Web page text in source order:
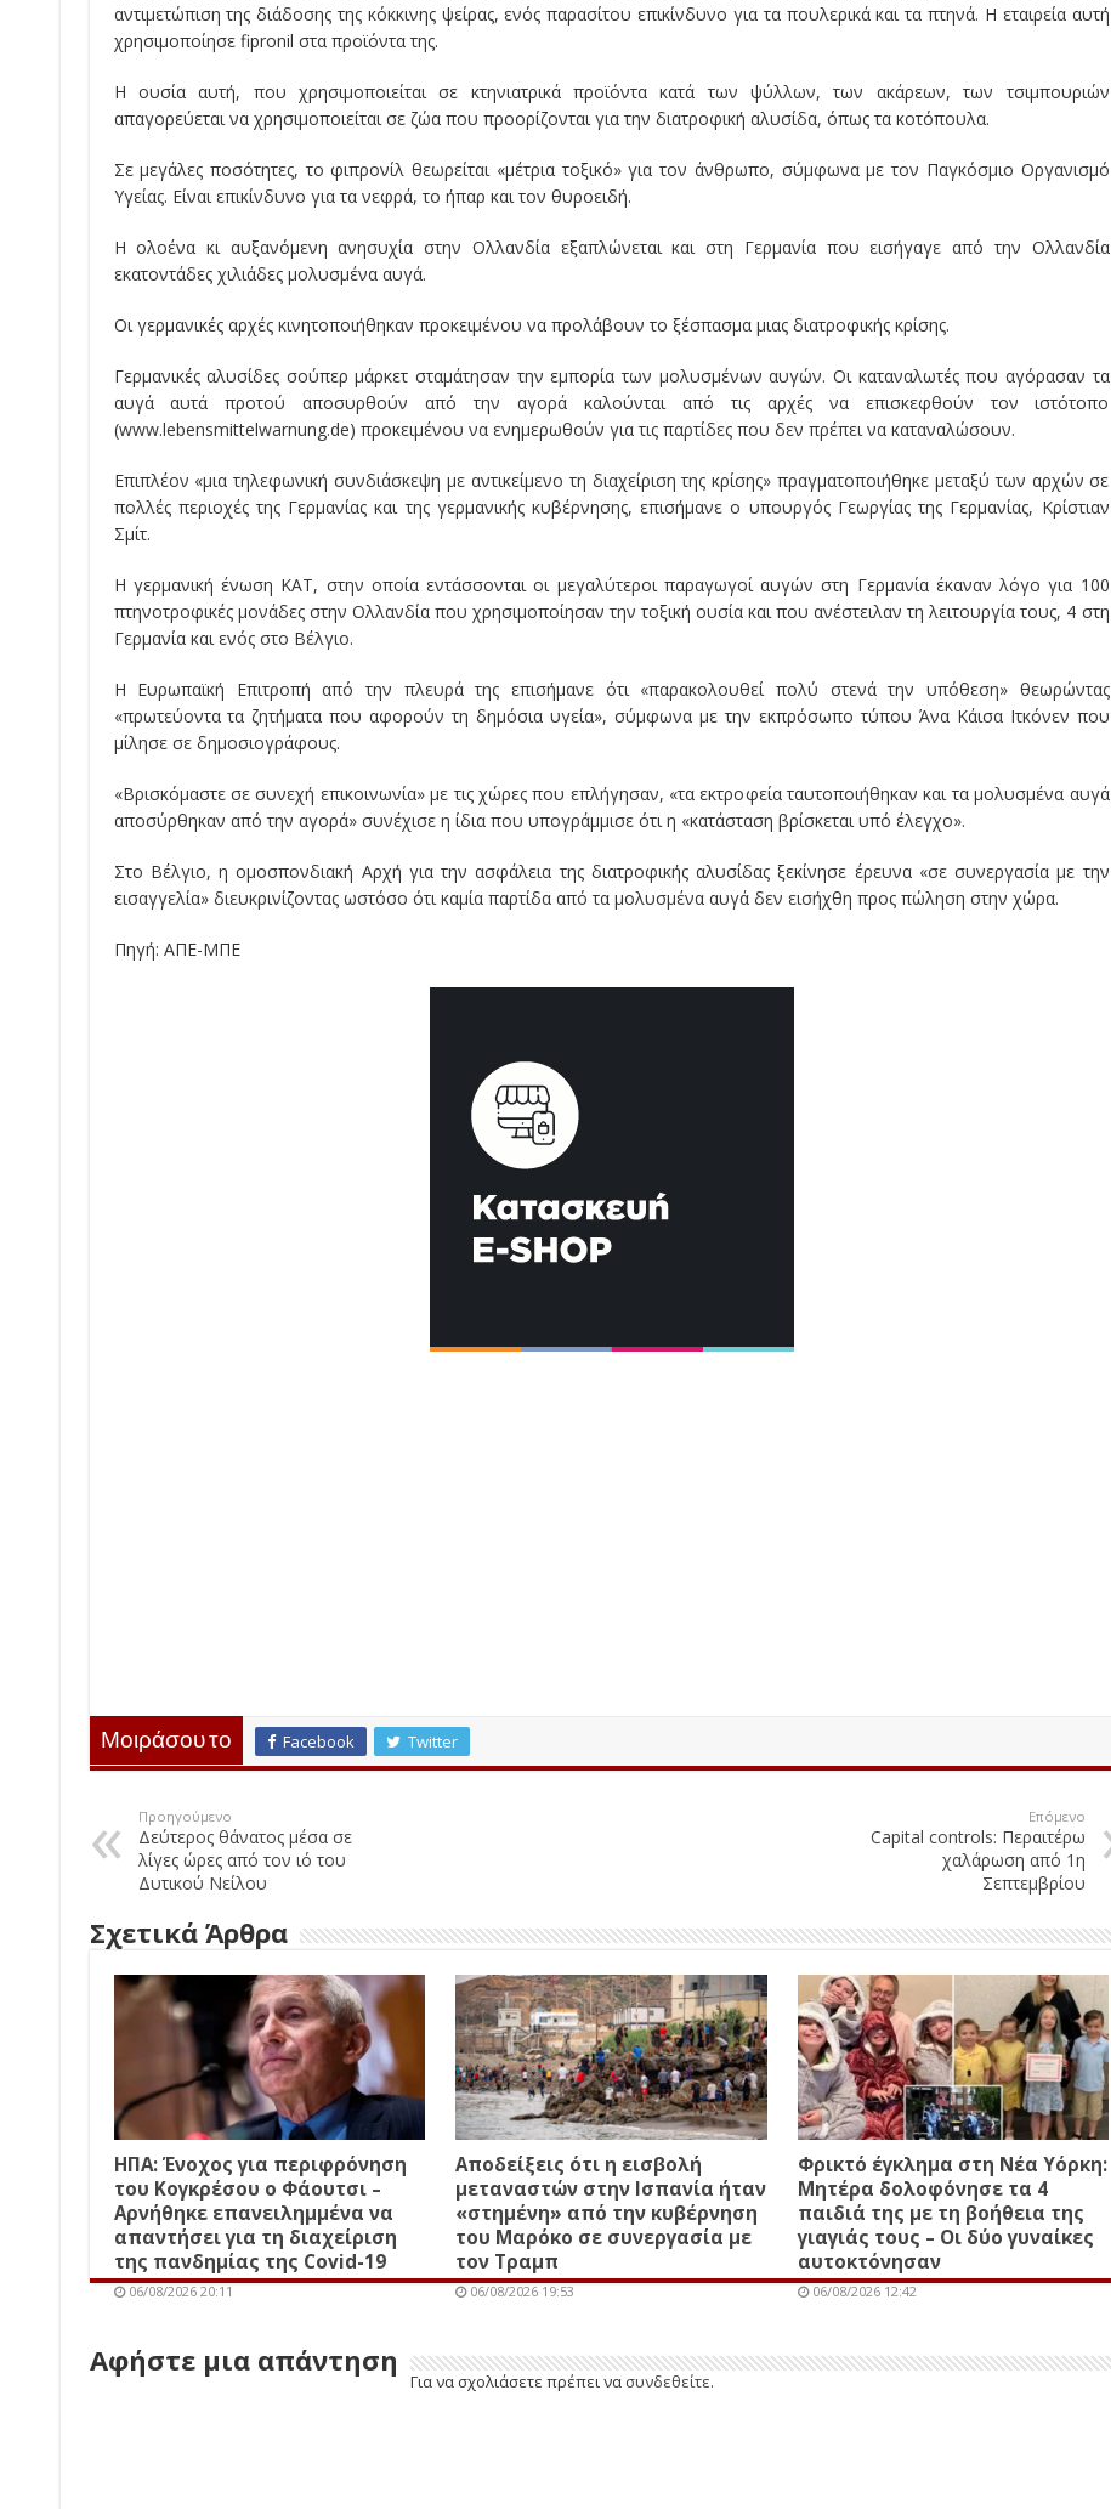
αντιμετώπιση της διάδοσης της κόκκινης ψείρας, ενός παρασίτου επικίνδυνο για τα πουλερικά και τα πτηνά. Η εταιρεία αυτή
χρησιμοποίησε fipronil στα προϊόντα της.
Η ουσία αυτή, που χρησιμοποιείται σε κτηνιατρικά προϊόντα κατά των ψύλλων, των ακάρεων, των τσιμπουριών
απαγορεύεται να χρησιμοποιείται σε ζώα που προορίζονται για την διατροφική αλυσίδα, όπως τα κοτόπουλα.
Σε μεγάλες ποσότητες, το φιπρονίλ θεωρείται «μέτρια τοξικό» για τον άνθρωπο, σύμφωνα με τον Παγκόσμιο Οργανισμό
Υγείας. Είναι επικίνδυνο για τα νεφρά, το ήπαρ και τον θυροειδή.
Η ολοένα κι αυξανόμενη ανησυχία στην Ολλανδία εξαπλώνεται και στη Γερμανία που εισήγαγε από την Ολλανδία
εκατοντάδες χιλιάδες μολυσμένα αυγά.
Οι γερμανικές αρχές κινητοποιήθηκαν προκειμένου να προλάβουν το ξέσπασμα μιας διατροφικής κρίσης.
Γερμανικές αλυσίδες σούπερ μάρκετ σταμάτησαν την εμπορία των μολυσμένων αυγών. Οι καταναλωτές που αγόρασαν τα
αυγά αυτά προτού αποσυρθούν από την αγορά καλούνται από τις αρχές να επισκεφθούν τον ιστότοπο
(www.lebensmittelwarnung.de) προκειμένου να ενημερωθούν για τις παρτίδες που δεν πρέπει να καταναλώσουν.
Επιπλέον «μια τηλεφωνική συνδιάσκεψη με αντικείμενο τη διαχείριση της κρίσης» πραγματοποιήθηκε μεταξύ των αρχών σε
πολλές περιοχές της Γερμανίας και της γερμανικής κυβέρνησης, επισήμανε ο υπουργός Γεωργίας της Γερμανίας, Κρίστιαν
Σμίτ.
Η γερμανική ένωση KAT, στην οποία εντάσσονται οι μεγαλύτεροι παραγωγοί αυγών στη Γερμανία έκαναν λόγο για 100
πτηνοτροφικές μονάδες στην Ολλανδία που χρησιμοποίησαν την τοξική ουσία και που ανέστειλαν τη λειτουργία τους, 4 στη
Γερμανία και ενός στο Βέλγιο.
Η Ευρωπαϊκή Επιτροπή από την πλευρά της επισήμανε ότι «παρακολουθεί πολύ στενά την υπόθεση» θεωρώντας
«πρωτεύοντα τα ζητήματα που αφορούν τη δημόσια υγεία», σύμφωνα με την εκπρόσωπο τύπου Άνα Κάισα Ιτκόνεν που
μίλησε σε δημοσιογράφους.
«Βρισκόμαστε σε συνεχή επικοινωνία» με τις χώρες που επλήγησαν, «τα εκτροφεία ταυτοποιήθηκαν και τα μολυσμένα αυγά
αποσύρθηκαν από την αγορά» συνέχισε η ίδια που υπογράμμισε ότι η «κατάσταση βρίσκεται υπό έλεγχο».
Στο Βέλγιο, η ομοσπονδιακή Αρχή για την ασφάλεια της διατροφικής αλυσίδας ξεκίνησε έρευνα «σε συνεργασία με την
εισαγγελία» διευκρινίζοντας ωστόσο ότι καμία παρτίδα από τα μολυσμένα αυγά δεν εισήχθη προς πώληση στην χώρα.
Πηγή: ΑΠΕ-ΜΠΕ
Μοιράσου το Facebook Twitter
Προηγούμενο
Δεύτερος θάνατος μέσα σε
λίγες ώρες από τον ιό του
Δυτικού Νείλου
Επόμενο
Capital controls: Περαιτέρω
χαλάρωση από 1η
Σεπτεμβρίου
Σχετικά Άρθρα
ΗΠΑ: Ένοχος για περιφρόνηση
του Κογκρέσου ο Φάουτσι –
Αρνήθηκε επανειλημμένα να
απαντήσει για τη διαχείριση
της πανδημίας της Covid-19
06/08/2026 20:11
Αποδείξεις ότι η εισβολή
μεταναστών στην Ισπανία ήταν
«στημένη» από την κυβέρνηση
του Μαρόκο σε συνεργασία με
τον Τραμπ
06/08/2026 19:53
Φρικτό έγκλημα στη Νέα Υόρκη:
Μητέρα δολοφόνησε τα 4
παιδιά της με τη βοήθεια της
γιαγιάς τους – Οι δύο γυναίκες
αυτοκτόνησαν
06/08/2026 12:42
Αφήστε μια απάντηση
Για να σχολιάσετε πρέπει να συνδεθείτε.